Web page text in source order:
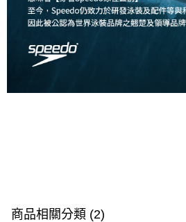
商品相關分類 (2)